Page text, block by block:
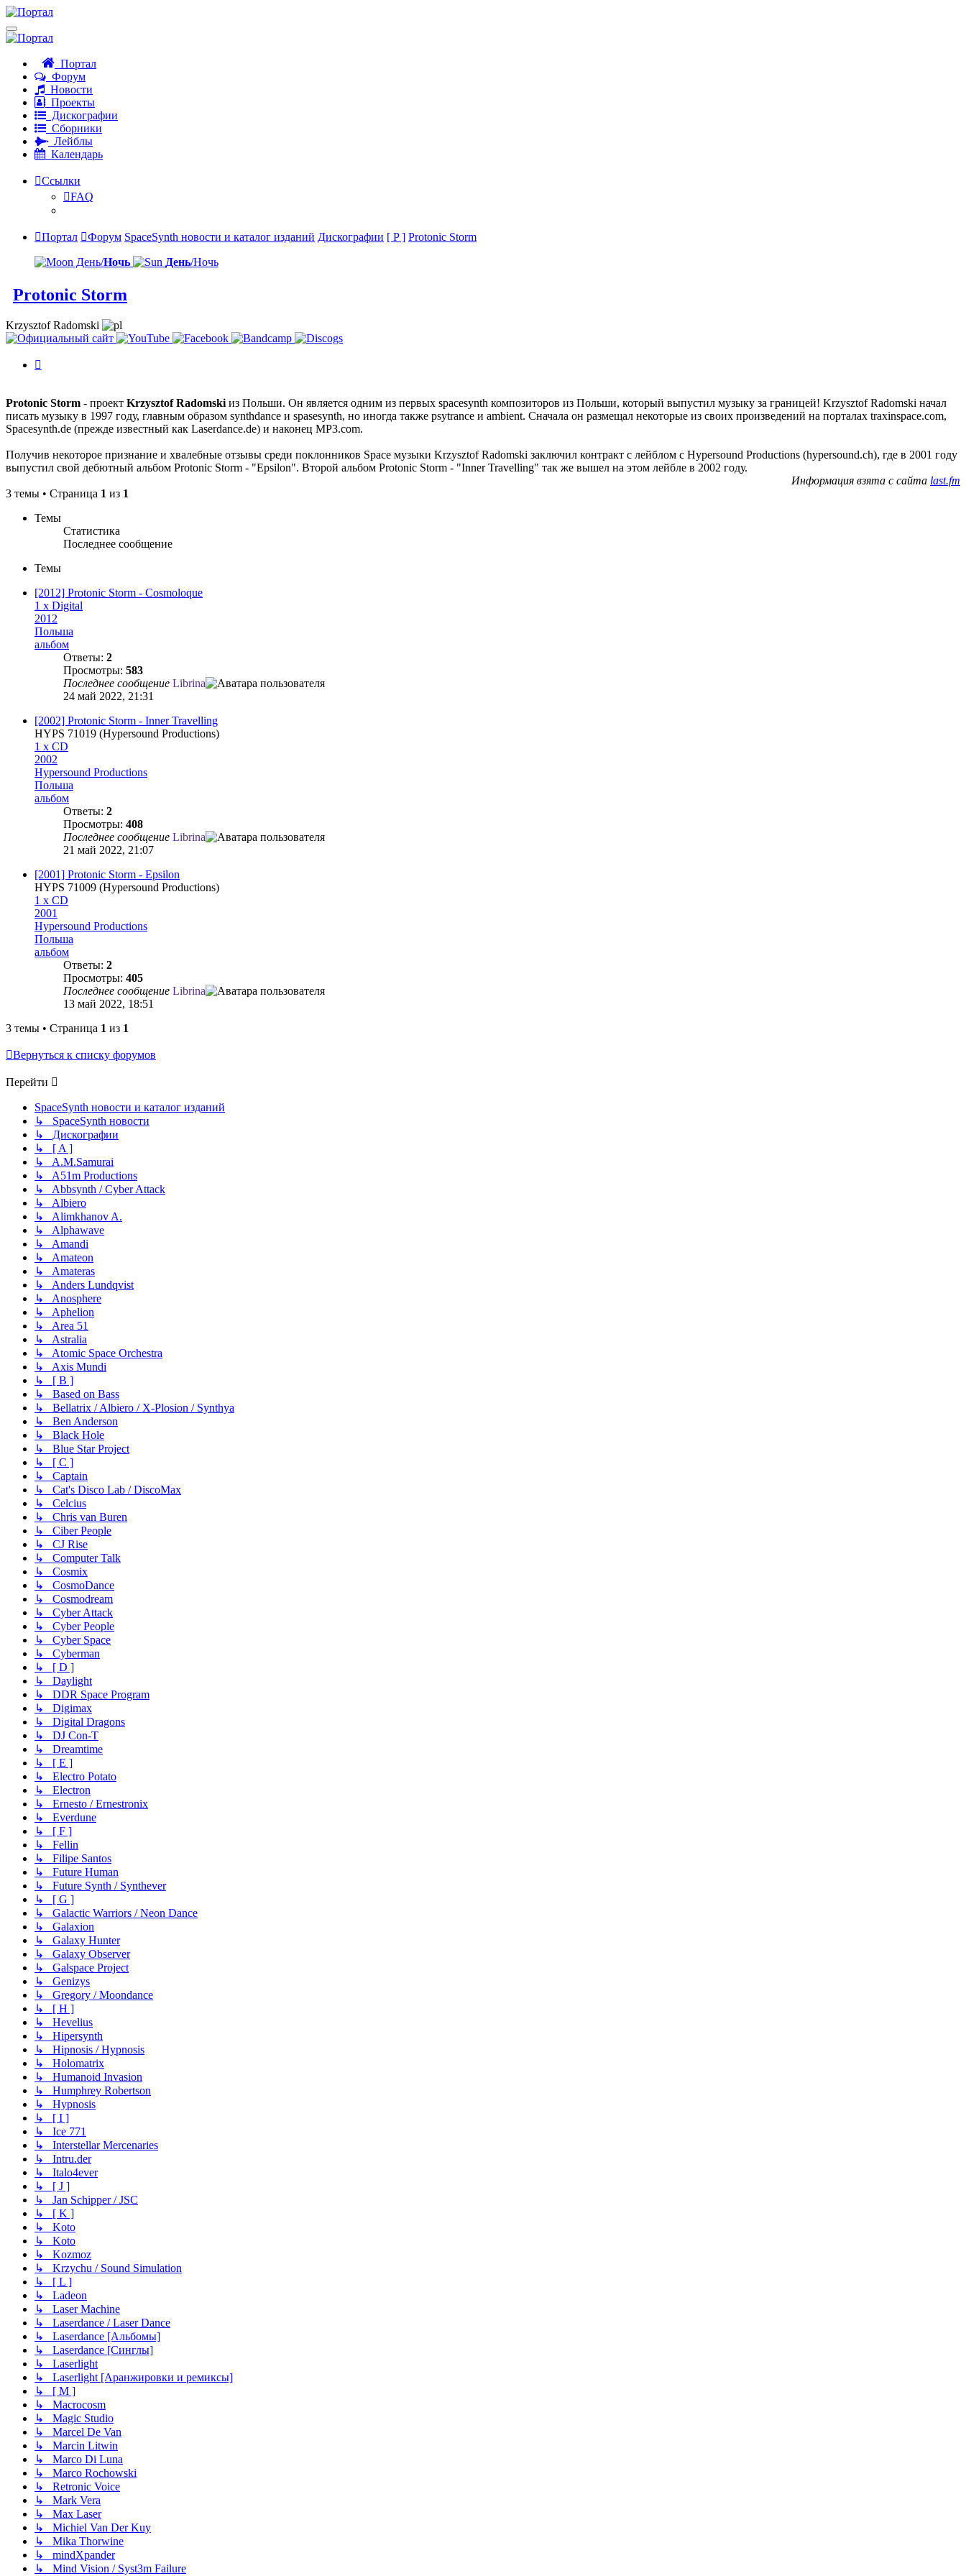
Портал
Форум
Новости
Проекты
Дискографии
Сборники
Лейблы
Календарь
Ссылки
FAQ
Портал Форум SpaceSynth новости и каталог изданий Дискографии [ P ] Protonic Storm
День/Ночь День/Ночь
Protonic Storm
Krzysztof Radomski
Protonic Storm - проект Krzysztof Radomski из Польши. Он является одним из первых spacesynth композиторов из Польши, который выпустил музыку за границей! Krzysztof Radomski начал
писать музыку в 1997 году, главным образом synthdance и spasesynth, но иногда также psytrance и ambient. Сначала он размещал некоторые из своих произведений на порталах traxinspace.com,
Spacesynth.de (прежде известный как Laserdance.de) и наконец MP3.com.
Получив некоторое признание и хвалебные отзывы среди поклонников Space музыки Krzysztof Radomski заключил контракт с лейблом с Hypersound Productions (hypersound.ch), где в 2001 году
выпустил свой дебютный альбом Protonic Storm - "Epsilon". Второй альбом Protonic Storm - "Inner Travelling" так же вышел на этом лейбле в 2002 году.
Информация взята с сайта last.fm
3 темы • Страница 1 из 1
Темы
Статистика
Последнее сообщение
Темы
[2012] Protonic Storm - Cosmoloque
1 x Digital
2012
Польша
альбом
Ответы: 2
Просмотры: 583
Последнее сообщение Librina
24 май 2022, 21:31
[2002] Protonic Storm - Inner Travelling
HYPS 71019 (Hypersound Productions)
1 x CD
2002
Hypersound Productions
Польша
альбом
Ответы: 2
Просмотры: 408
Последнее сообщение Librina
21 май 2022, 21:07
[2001] Protonic Storm - Epsilon
HYPS 71009 (Hypersound Productions)
1 x CD
2001
Hypersound Productions
Польша
альбом
Ответы: 2
Просмотры: 405
Последнее сообщение Librina
13 май 2022, 18:51
3 темы • Страница 1 из 1
Вернуться к списку форумов
Перейти
SpaceSynth новости и каталог изданий
↳ SpaceSynth новости
↳ Дискографии
↳ [ A ]
↳ A.M.Samurai
↳ A51m Productions
↳ Abbsynth / Cyber Attack
↳ Albiero
↳ Alimkhanov A.
↳ Alphawave
↳ Amandi
↳ Amateon
↳ Amateras
↳ Anders Lundqvist
↳ Anosphere
↳ Aphelion
↳ Area 51
↳ Astralia
↳ Atomic Space Orchestra
↳ Axis Mundi
↳ [ B ]
↳ Based on Bass
↳ Bellatrix / Albiero / X-Plosion / Synthya
↳ Ben Anderson
↳ Black Hole
↳ Blue Star Project
↳ [ C ]
↳ Captain
↳ Cat's Disco Lab / DiscoMax
↳ Celcius
↳ Chris van Buren
↳ Ciber People
↳ CJ Rise
↳ Computer Talk
↳ Cosmix
↳ CosmoDance
↳ Cosmodream
↳ Cyber Attack
↳ Cyber People
↳ Cyber Space
↳ Cyberman
↳ [ D ]
↳ Daylight
↳ DDR Space Program
↳ Digimax
↳ Digital Dragons
↳ DJ Con-T
↳ Dreamtime
↳ [ E ]
↳ Electro Potato
↳ Electron
↳ Ernesto / Ernestronix
↳ Everdune
↳ [ F ]
↳ Fellin
↳ Filipe Santos
↳ Future Human
↳ Future Synth / Synthever
↳ [ G ]
↳ Galactic Warriors / Neon Dance
↳ Galaxion
↳ Galaxy Hunter
↳ Galaxy Observer
↳ Galspace Project
↳ Genizys
↳ Gregory / Moondance
↳ [ H ]
↳ Hevelius
↳ Hipersynth
↳ Hipnosis / Hypnosis
↳ Holomatrix
↳ Humanoid Invasion
↳ Humphrey Robertson
↳ Hypnosis
↳ [ I ]
↳ Ice 771
↳ Interstellar Mercenaries
↳ Intru.der
↳ Italo4ever
↳ [ J ]
↳ Jan Schipper / JSC
↳ [ K ]
↳ Koto
↳ Koto
↳ Kozmoz
↳ Krzychu / Sound Simulation
↳ [ L ]
↳ Ladeon
↳ Laser Machine
↳ Laserdance / Laser Dance
↳ Laserdance [Альбомы]
↳ Laserdance [Синглы]
↳ Laserlight
↳ Laserlight [Аранжировки и ремиксы]
↳ [ M ]
↳ Macrocosm
↳ Magic Studio
↳ Marcel De Van
↳ Marcin Litwin
↳ Marco Di Luna
↳ Marco Rochowski
↳ Retronic Voice
↳ Mark Vera
↳ Max Laser
↳ Michiel Van Der Kuy
↳ Mika Thorwine
↳ mindXpander
↳ Mind Vision / Syst3m Failure